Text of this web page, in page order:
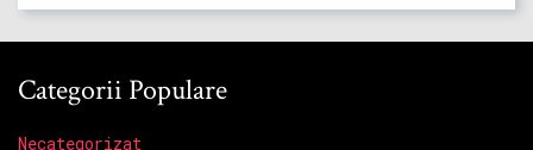
Categorii Populare
Necategorizat